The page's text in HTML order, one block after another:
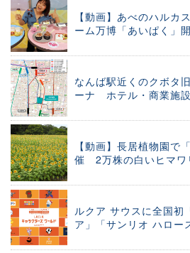
【動画】あべのハルカ
ーム万博「あいぱく
なんば駅近くのクボタ
ーナ ホテル・商業施
【動画】長居植物園で
催 2万株の白いヒマワ
ルクア サウスに全国初
ア」「サンリオ ハロー